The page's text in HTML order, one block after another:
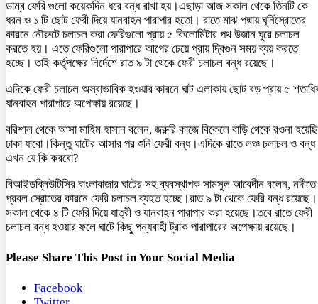
ডাম্ব ফেরি গুলো কয়েকদিন ধরে বন্ধ রাখা হয়।এছাড়া আজ সকাল থেকে তিনটি কে
ধরন ও ১ টি ছোট ফেরী দিয়ে যানবাহন পারাপার হতো। রাতে মাঝ পদ্মায় ঘূর্নিস্রোতের
কারনে নৌরুটে চলাচল করা ফেরিগুলো প্রায় ৫ কিলোমিটার পথ উজান ঘুরে চলাচল
করতে হয়। এতে ফেরিগুলো পারাপারে আগের চেয়ে প্রায় দ্বিগুন সময় ব্যয় করতে
হচ্ছে। তাই কর্তৃপক্ষের নির্দেশে রাত ৯ টা থেকে ফেরী চলাচল বন্ধ রয়েছে।
এদিকে ফেরী চলাচল অস্বাভাবিক হওয়ার কারনে ঘাট এলাকায় ছোট বড় প্রায় ৫
যানবাহন পারাপারে অপেক্ষায় রয়েছে।
বরিশাল থেকে আসা মাহিম হাসান বলেন, জরুরি কাজে বিকেলে বাড়ি থেকে রওনা হয়েছি
ঢাকা যাবো।কিন্তু ঘাটের আসার পর শুনি ফেরী বন্ধ।এদিকে রাতে লঞ্চ চলাচল ও বন্ধ
এখন যে কি করবো?
বিআইডব্লিউটিসির বাংলাবাজার ঘাটের সহ ব্যবস্থাপক সামসুল আবেদীন বলেন, নদীতে
প্রবল স্রোতের কারনে ফেরি চলাচল ব্যহত হচ্ছে।রাত ৯ টা থেকে ফেরি বন্ধ রয়েছে।
সকাল থেকে ৪ টি ফেরি দিয়ে যাত্রী ও যানবাহন পারাপার করা হয়েছে।তবে রাতে ফেরী
চলাচল বন্ধ হওয়ার ফলে ঘাটে কিছু পন্যবাহী ট্রাক পারাপারের অপেক্ষায় রয়েছে।
Please Share This Post in Your Social Media
Facebook